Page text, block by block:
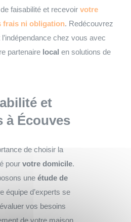
faisabilité et recevoirvotre
frais ni obligation. Redécouvrez
chez vous avec
partenaire local en solutions de
et
à Écouves
de choisir la
pour votre domicile.
une étude de
équipe d’experts se
vos besoins
de votre maison,